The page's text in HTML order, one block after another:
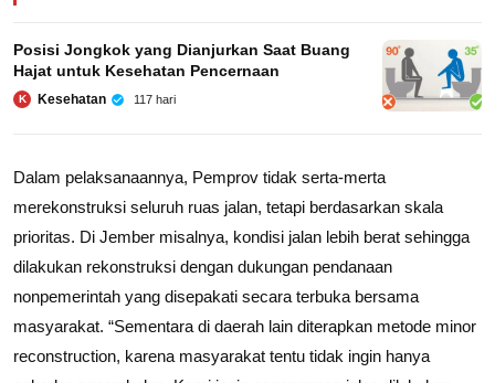
Posisi Jongkok yang Dianjurkan Saat Buang
Hajat untuk Kesehatan Pencernaan
K Kesehatan 117 hari
Dalam pelaksanaannya, Pemprov tidak serta-merta
merekonstruksi seluruh ruas jalan, tetapi berdasarkan skala
prioritas. Di Jember misalnya, kondisi jalan lebih berat sehingga
dilakukan rekonstruksi dengan dukungan pendanaan
nonpemerintah yang disepakati secara terbuka bersama
masyarakat. “Sementara di daerah lain diterapkan metode minor
reconstruction, karena masyarakat tentu tidak ingin hanya